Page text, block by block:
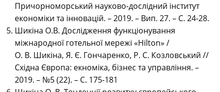
Причорноморський науково-дослідний інститут
економіки та інновацій. – 2019. – Вип. 27. – С. 24-28.
Шикіна О.В. Дослідження функціонування
міжнародної готельної мережі «Hilton» /
О. В. Шикіна, Я. Є. Гончаренко, Р. С. Козловський //
Східна Європа: екноміка, бізнес та управління. –
2019. – №5 (22). – С. 175-181